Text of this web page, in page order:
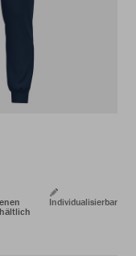
Individualisierbar